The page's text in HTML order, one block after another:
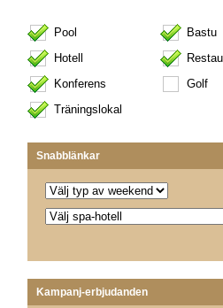
Pool
Bastu
Hotell
Konferens
Golf
Träningslokal
Snabblänkar
Kampanj-erbjudanden